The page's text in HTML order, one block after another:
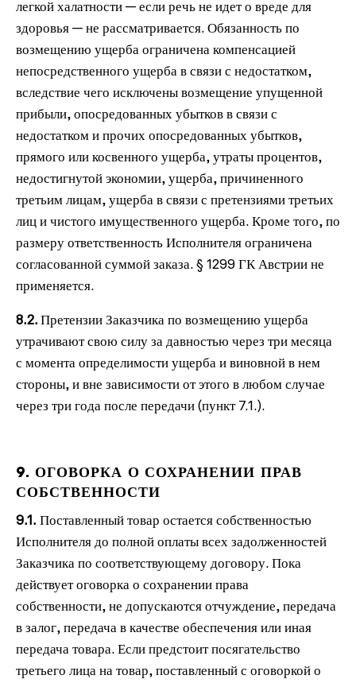
легкой халатности — если речь не идет о вреде для
здоровья — не рассматривается. Обязанность по
возмещению ущерба ограничена компенсацией
непосредственного ущерба в связи с недостатком,
вследствие чего исключены возмещение упущенной
прибыли, опосредованных убытков в связи с
недостатком и прочих опосредованных убытков,
прямого или косвенного ущерба, утраты процентов,
недостигнутой экономии, ущерба, причиненного
третьим лицам, ущерба в связи с претензиями третьих
лиц и чистого имущественного ущерба. Кроме того, по
размеру ответственность Исполнителя ограничена
согласованной суммой заказа. § 1299 ГК Австрии не
применяется.
8.2. Претензии Заказчика по возмещению ущерба
утрачивают свою силу за давностью через три месяца
с момента определимости ущерба и виновной в нем
стороны, и вне зависимости от этого в любом случае
через три года после передачи (пункт 7.1.).
9. ОГОВОРКА О СОХРАНЕНИИ ПРАВ
СОБСТВЕННОСТИ
9.1. Поставленный товар остается собственностью
Исполнителя до полной оплаты всех задолженностей
Заказчика по соответствующему договору. Пока
действует оговорка о сохранении права
собственности, не допускаются отчуждение, передача
в залог, передача в качестве обеспечения или иная
передача товара. Если предстоит посягательство
третьего лица на товар, поставленный с оговоркой о